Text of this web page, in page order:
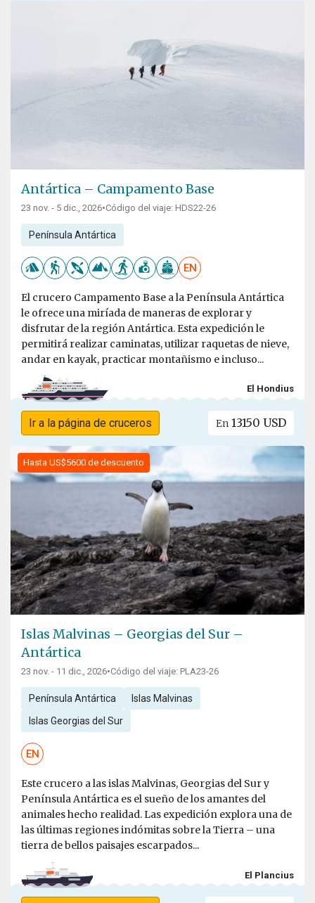
Antártica – Campamento Base
23 nov. - 5 dic., 2026•Código del viaje: HDS22-26
Península Antártica
EN
El crucero Campamento Base a la Península Antártica
le ofrece una miríada de maneras de explorar y
disfrutar de la región Antártica. Esta expedición le
permitirá realizar caminatas, utilizar raquetas de nieve,
andar en kayak, practicar montañismo e incluso...
El Hondius
Ir a la página de cruceros En 13150 USD
Hasta US$5600 de descuento
Islas Malvinas – Georgias del Sur –
Antártica
23 nov. - 11 dic., 2026•Código del viaje: PLA23-26
Península Antártica Islas Malvinas
Islas Georgias del Sur
EN
Este crucero a las islas Malvinas, Georgias del Sur y
Península Antártica es el sueño de los amantes del
animales hecho realidad. Las expedición explora una de
las últimas regiones indómitas sobre la Tierra – una
tierra de bellos paisajes escarpados...
El Plancius